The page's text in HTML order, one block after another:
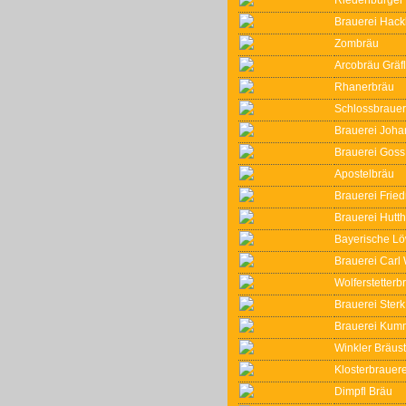
Brauerei
Zombräu
Arcobräu
Rhanerbräu
Brauerei
Brauerei Goss
Apostelbräu
Brauerei
Brauerei
Bayerische
Brauerei Carl
Brauerei Sterk
Brauerei
Winkler
Dimpfl Bräu